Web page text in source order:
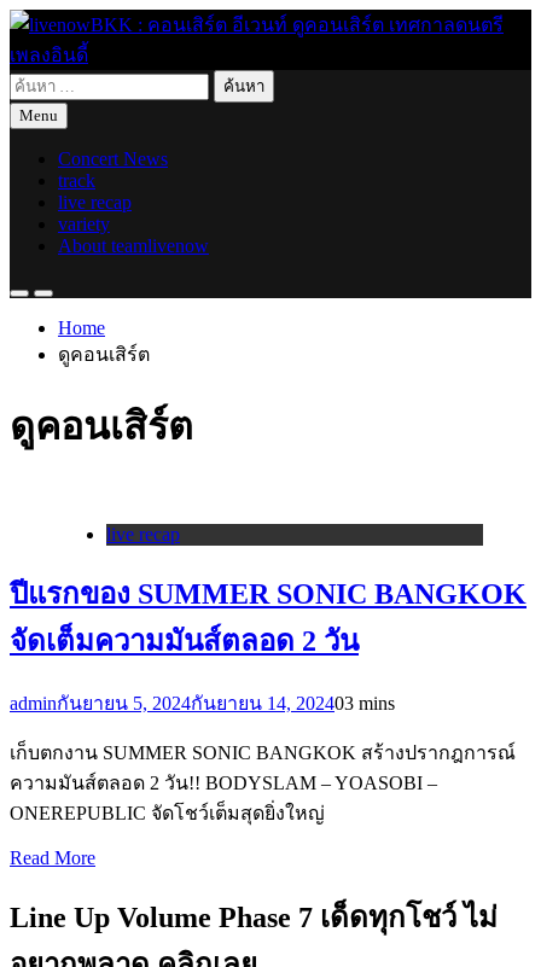
Skip
content
livenowBKK : คอนเสิร์ต อีเวนท์ ดูคอนเสิร์ต เทศกาลดนตรี เพลง
อินดี้
live for today
ค้นหา
สำหรับ:
Menu
Concert News
track
live recap
variety
About teamlivenow
Home
ดูคอนเสิร์ต
ดูคอนเสิร์ต
live recap
ปีแรกของ SUMMER SONIC BANGKOK
จัดเต็มความมันส์ตลอด 2 วัน
adminกันยายน 5, 2024กันยายน 14, 202403 mins
เก็บตกงาน SUMMER SONIC BANGKOK สร้างปรากฎการณ์
ความมันส์ตลอด 2 วัน!! BODYSLAM – YOASOBI –
ONEREPUBLIC จัดโชว์เต็มสุดยิ่งใหญ่
Read More
Line Up Volume Phase 7 เด็ดทุกโชว์ ไม่